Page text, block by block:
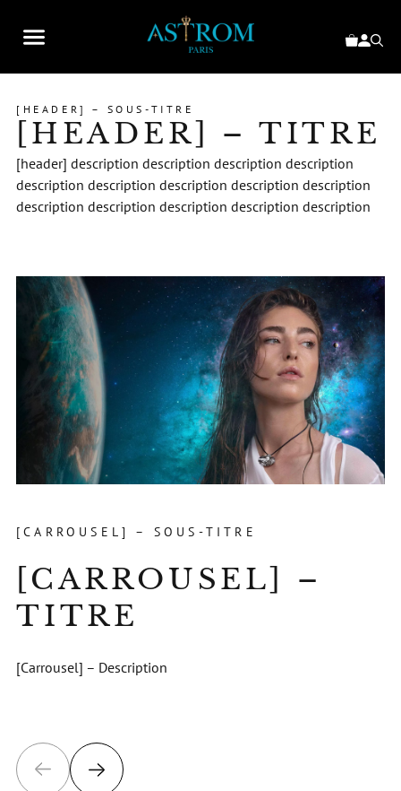
[HEADER] – SOUS-TITRE
[HEADER] – TITRE
[header] description description description description
description description description description description
description description description description description
[CARROUSEL] – SOUS-TITRE
[CARROUSEL] –
TITRE
[Carrousel] – Description